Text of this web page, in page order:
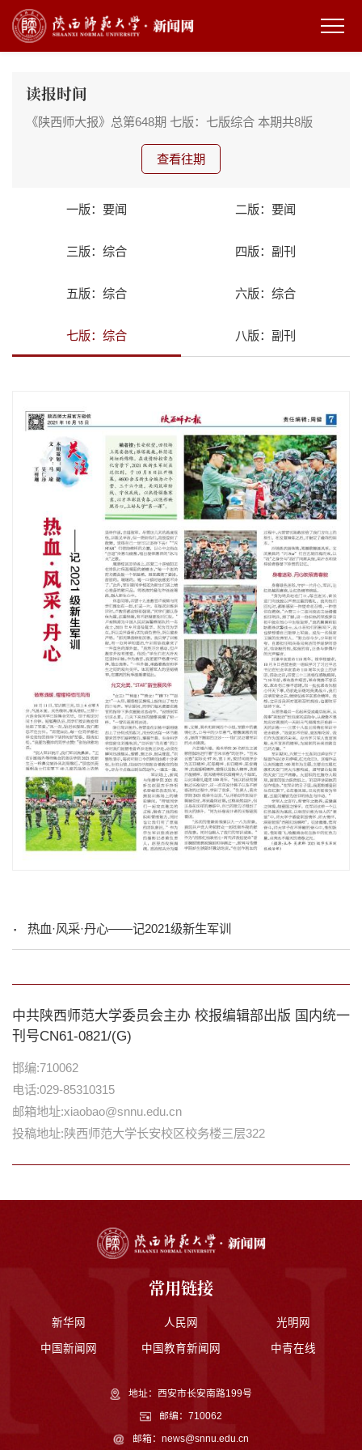
读报时间
《陕西师大报》总第648期 七版：七版综合 本期共8版
查看往期
一版：要闻 二版：要闻
三版：综合 四版：副刊
五版：综合 六版：综合
七版：综合 八版：副刊
热血·风采·丹心——记2021级新生军训
中共陕西师范大学委员会主办 校报编辑部出版 国内统一
刊号CN61-0821/(G)
邯编:710062
电话:029-85310315
邮箱地址:xiaobao@snnu.edu.cn
投稿地址:陕西师范大学长安校区校务楼三层322
常用链接
新华网 人民网 光明网
中国新闻网 中国教育新闻网 中青在线
地址：西安市长安南路199号
邮编：710062
邮箱：news@snnu.edu.cn